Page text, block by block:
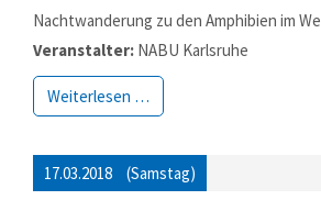
Nachtwanderung zu den Amphibien im
Veranstalter: NABU Karlsruhe
Weiterlesen …
17.03.2018 (Samstag)